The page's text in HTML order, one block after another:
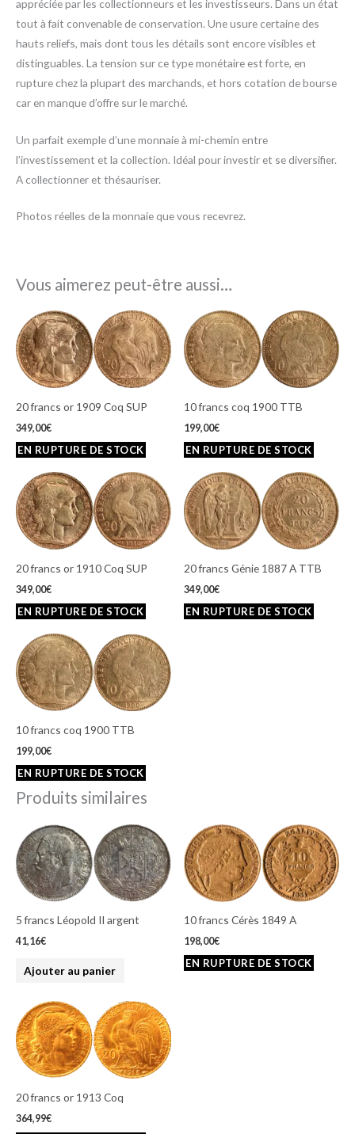
appréciée par les collectionneurs et les investisseurs. Dans un état
tout à fait convenable de conservation. Une usure certaine des
hauts reliefs, mais dont tous les détails sont encore visibles et
distinguables. La tension sur ce type monétaire est forte, en
rupture chez la plupart des marchands, et hors cotation de bourse
car en manque d’offre sur le marché.
Un parfait exemple d’une monnaie à mi-chemin entre
l’investissement et la collection. Idéal pour investir et se diversifier.
A collectionner et thésauriser.
Photos réelles de la monnaie que vous recevrez.
Vous aimerez peut-être aussi…
20 francs or 1909 Coq SUP
349,00€
10 francs coq 1900 TTB
199,00€
20 francs or 1910 Coq SUP
349,00€
20 francs Génie 1887 A TTB
349,00€
10 francs coq 1900 TTB
199,00€
Produits similaires
5 francs Léopold II argent
41,16€
Ajouter au panier
10 francs Cérès 1849 A
198,00€
20 francs or 1913 Coq
364,99€